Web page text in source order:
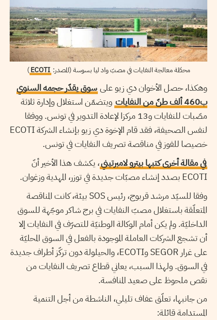
محطّة معالجة النفايات في مصبّ واد ليا بسوسة (المصدر: ECOTI
)
وهكذا، حصل الأخوان دي زيو على سوق يقدّر حجمه السنوي
ب460 ألف طنّ من النفايات
ويتضمّن استغلال وإدارة ثلاثة
مصّبات للنفايات و13 مركزا لإعادة التدوير في تونس. ووفقا
لنفس الصحيفة، فقد قام الإخوة دي زيو بإنشاء الشركة ECOTI
خصيصا للفوز في مناقصة تصريف النفايات في تونس.
في مقالة أخرى كتبها بيترو لامبرتيني، يكشف هذا الأخير أنّ
ECOTI بصدد إنشاء مصبّات جديدة في توزر، المهدية وزغوان.
وفقا للسيّد مرشد قربوج، رئيس SOS بيئة، كانت المناقصة
المتعلّقة باستغلال مصبّ النفايات في برج شاكر موجّهة للسوق
الداخليّة. ولم يكن أمام الوكالة الوطنيّة للتصرّف في النفايات إلا
أن تشجع الشركات العاملة الموجودة بالفعل في السوق المحليّة
على غرار SEGOR وECOTI، والحيلولة دون تركّز أطراف جديدة
في السوق. ولهذا السبب، يعاني قطاع تصريف النفايات من
نقص ملحوظ على صعيد المنافسة.
من جانبها، تعلّق عفاف تليلي، الناشطة من أجل التنمية
المستدامة قائلة: